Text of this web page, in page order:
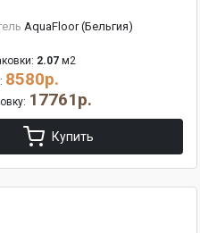
AquaFloor (Бельгия)
2.07 м2
8580р.
17761р.
Купить